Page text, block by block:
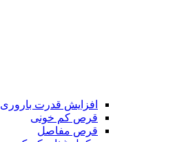
افزایش قدرت باروری
قرص کم خونی
قرص مفاصل